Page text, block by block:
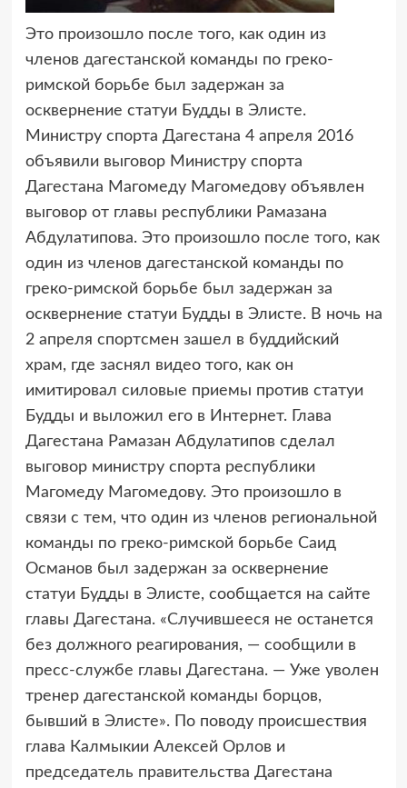
Это произошло после того, как один из
членов дагестанской команды по греко-
римской борьбе был задержан за
осквернение статуи Будды в Элисте.
Министру спорта Дагестана 4 апреля 2016
объявили выговор Министру спорта
Дагестана Магомеду Магомедову объявлен
выговор от главы республики Рамазана
Абдулатипова. Это произошло после того, как
один из членов дагестанской команды по
греко-римской борьбе был задержан за
осквернение статуи Будды в Элисте. В ночь на
2 апреля спортсмен зашел в буддийский
храм, где заснял видео того, как он
имитировал силовые приемы против статуи
Будды и выложил его в Интернет. Глава
Дагестана Рамазан Абдулатипов сделал
выговор министру спорта республики
Магомеду Магомедову. Это произошло в
связи с тем, что один из членов региональной
команды по греко-римской борьбе Саид
Османов был задержан за осквернение
статуи Будды в Элисте, сообщается на сайте
главы Дагестана. «Случившееся не останется
без должного реагирования, — сообщили в
пресс-службе главы Дагестана. — Уже уволен
тренер дагестанской команды борцов,
бывший в Элисте». По поводу происшествия
глава Калмыкии Алексей Орлов и
председатель правительства Дагестана